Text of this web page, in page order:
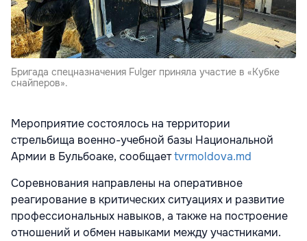
Бригада спецназначения Fulger приняла участие в «Кубке
снайперов».
Мероприятие состоялось на территории
стрельбища военно-учебной базы Национальной
Армии в Бульбоаке, сообщаетtvrmoldova.md
Cоревнования направлены на оперативное
реагирование в критических ситуациях и развитие
профессиональных навыков, а также на построение
отношений и обмен навыками между участниками.